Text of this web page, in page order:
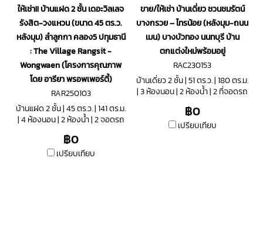
ให้เช่า!! บ้านแฝด 2 ชั้น เดอะวิลเลจ
รังสิต-วงแหวน (ขนาด 45 ตร.ว.
หลังมุม) ลำลูกกา คลอง5 ปทุมธานี
: The Village Rangsit -
Wongwaen (โครงการคุณภาพ
โดย อารียา พรอพเพอร์ตี้)
RAR250103
บ้านแฝด 2 ชั้น | 45 ตร.ว. | 141 ตร.ม.
| 4 ห้องนอน | 2 ห้องน้ำ | 2 จอดรถ
฿0
เปรียบเทียบ
ขาย/ให้เช่า บ้านเดี่ยว ชวนชมรัตน์
บางกรวย – ไทรน้อย (หลังมุม-ถนน
เมน) บางบัวทอง นนทบุรี บ้าน
ตกแต่งใหม่พร้อมอยู่
RAC230153
บ้านเดี่ยว 2 ชั้น | 51 ตร.ว. | 180 ตร.ม.
| 3 ห้องนอน | 2 ห้องน้ำ | 2 ที่จอดรถ
฿0
เปรียบเทียบ